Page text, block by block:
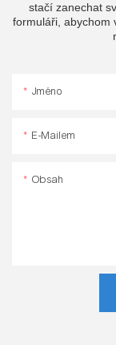
stačí zanechat
formuláři, abychom
Jméno
E-Mailem
Obsah